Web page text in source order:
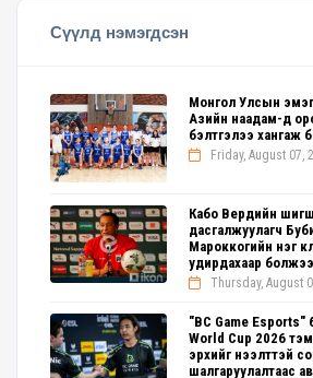
Сүүлд нэмэгдсэн
Монгол Улсын
Азийн наадам-д
бэлтгэлээ хангаж
Friday, August 07,
Кабо Вердийн
дасгалжуулагч
Мароккогийн нэг
удирдахаар болжээ
Thursday, August
"BC Game Esports"
World Cup 2026
эрхийг нээлттэй
шалгаруулалтаас